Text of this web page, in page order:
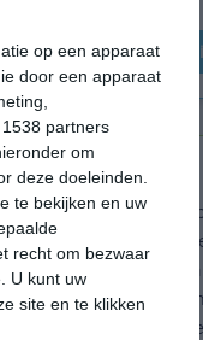
op een apparaat
door een apparaat
partners
om
deze doeleinden.
te bekijken en uw
recht om bezwaar
U kunt uw
site en te klikken
Beste reistijd
Het weer is een
reizen. Wil je
maanden zijn
Op basis van
weersextremen